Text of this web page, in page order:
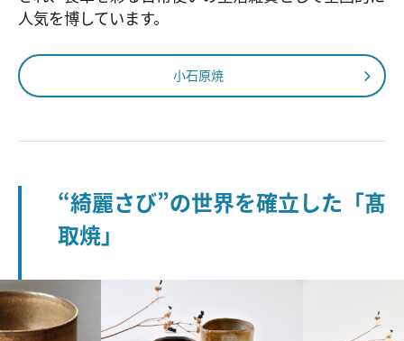
人気を博しています。
小石原焼
“綺麗さび”の世界を確立した「髙
取焼」